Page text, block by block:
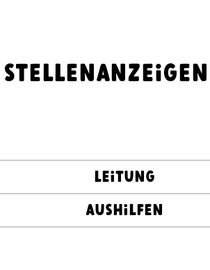
Leitung
Aushilfen